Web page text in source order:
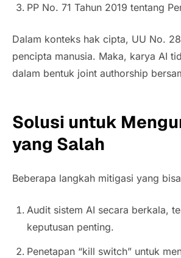
PP No. 71 Tahun 2019 tentang
Dalam konteks hak cipta, UU No.
pencipta manusia. Maka, karya AI
dalam bentuk joint authorship
Solusi untuk
yang Salah
Beberapa langkah mitigasi yang
Audit sistem AI secara berkala,
keputusan penting.
Penetapan “kill switch” untuk